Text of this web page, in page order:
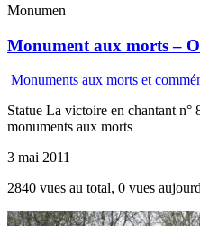
Monumen
Monument aux morts –
Monuments aux morts et
Statue La victoire en chantant n°
monuments aux morts
3 mai 2011
2840 vues au total, 0 vues